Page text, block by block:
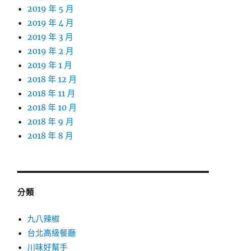
2019 年 5 月
2019 年 4 月
2019 年 3 月
2019 年 2 月
2019 年 1 月
2018 年 12 月
2018 年 11 月
2018 年 10 月
2018 年 9 月
2018 年 8 月
分類
九八辣椒
台北高級餐廳
川味好幫手